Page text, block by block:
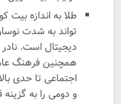
طلا به اندازه
تواند به شدت
دیجیتال است.
همچنین فرهنگ
اجتماعی تا حدی
و دومی را به